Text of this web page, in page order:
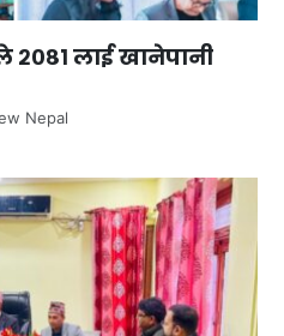
२०८१ लाई खानेपानी
Nepal